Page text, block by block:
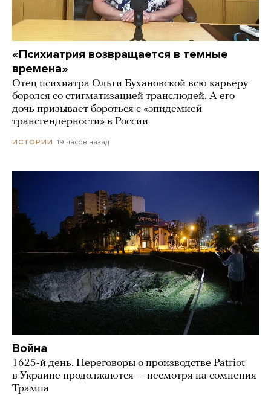
«Психиатрия возвращается в темные
времена»
Отец психиатра Ольги Бухановской всю карьеру
боролся со стигматизацией транслюдей. А его
дочь призывает бороться с «эпидемией
трансгендерности» в России
ИСТОРИИ 19 часов назад
Война
1625-й день. Переговоры о производстве Patriot
в Украине продолжаются — несмотря на сомнения
Трампа